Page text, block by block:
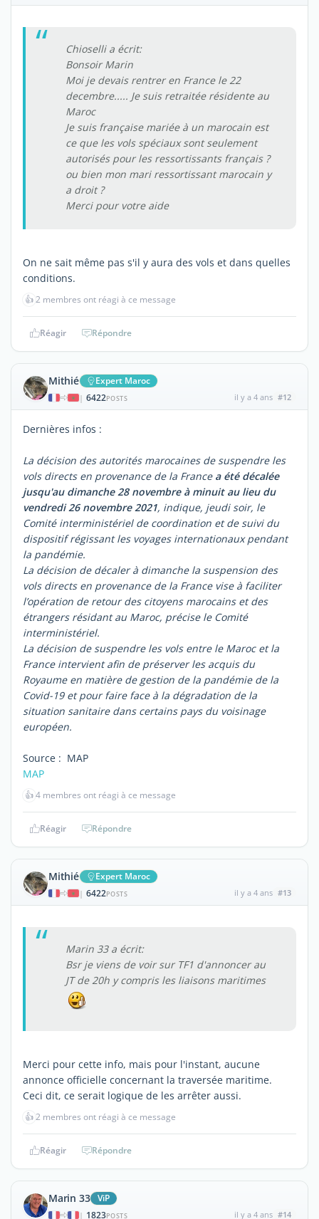
Chioselli a écrit:
Bonsoir Marin
Moi je devais rentrer en France le 22
decembre..... Je suis retraitée résidente au
Maroc
Je suis française mariée à un marocain est
ce que les vols spéciaux sont seulement
autorisés pour les ressortissants français ?
ou bien mon mari ressortissant marocain y
a droit ?
Merci pour votre aide
On ne sait même pas s'il y aura des vols et dans quelles
conditions.
👍2 membres ont réagi à ce message
Réagir Répondre
Mithié Expert Maroc
| 6422POSTS il y a 4 ans #12
Dernières infos :
La décision des autorités marocaines de suspendre les
vols directs en provenance de la France a été décalée
jusqu'au dimanche 28 novembre à minuit au lieu du
vendredi 26 novembre 2021, indique, jeudi soir, le
Comité interministériel de coordination et de suivi du
dispositif régissant les voyages internationaux pendant
la pandémie.
La décision de décaler à dimanche la suspension des
vols directs en provenance de la France vise à faciliter
l’opération de retour des citoyens marocains et des
étrangers résidant au Maroc, précise le Comité
interministériel.
La décision de suspendre les vols entre le Maroc et la
France intervient afin de préserver les acquis du
Royaume en matière de gestion de la pandémie de la
Covid-19 et pour faire face à la dégradation de la
situation sanitaire dans certains pays du voisinage
européen.
Source : MAP
MAP
👍4 membres ont réagi à ce message
Réagir Répondre
Mithié Expert Maroc
| 6422POSTS il y a 4 ans #13
Marin 33 a écrit:
Bsr je viens de voir sur TF1 d'annoncer au
JT de 20h y compris les liaisons maritimes
Merci pour cette info, mais pour l'instant, aucune
annonce officielle concernant la traversée maritime.
Ceci dit, ce serait logique de les arrêter aussi.
👍2 membres ont réagi à ce message
Réagir Répondre
Marin 33 ViP
| 1823POSTS il y a 4 ans #14